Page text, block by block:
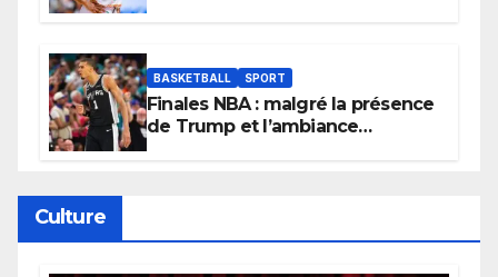
BASKETBALL SPORT
Finales NBA : malgré la présence
de Trump et l’ambiance
Culture